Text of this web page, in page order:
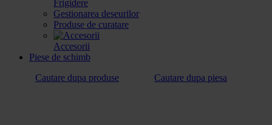
Frigidere
Gestionarea deseurilor
Produse de curatare
Accesorii
Piese de schimb
Cautare dupa produse
Cautare dupa piesa